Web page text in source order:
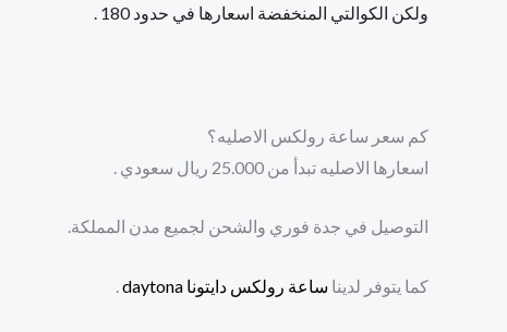
ولكن الكوالتي المنخفضة اسعارها في حدود 180 .
كم سعر ساعة رولكس الاصليه؟
اسعارها الاصليه تبدأ من 25.000 ريال سعودي .
التوصيل في جدة فوري والشحن لجميع مدن المملكة.
كما يتوفر لدينا ساعة رولكس دايتونا daytona .